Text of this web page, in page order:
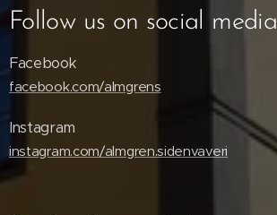
Follow us on social media
Facebook
facebook.com/almgrens
Instagram
instagram.com/almgren.sidenvaveri